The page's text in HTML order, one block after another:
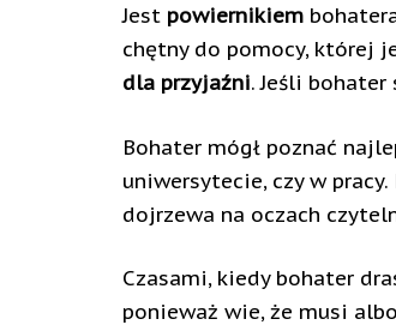
Jest powiernikiem
chętny do pomocy, której
dla przyjaźni. Jeśli
Bohater mógł poznać
uniwersytecie, czy w
dojrzewa na oczach
Czasami, kiedy bohater
ponieważ wie, że musi